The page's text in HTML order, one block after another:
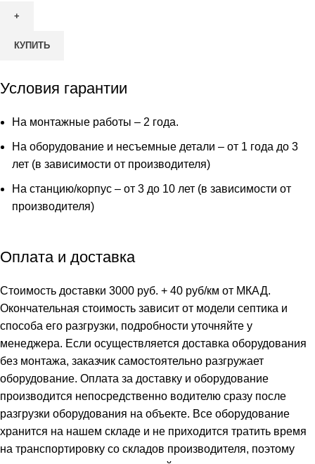
КУПИТЬ
Условия гарантии
На монтажные работы – 2 года.
На оборудование и несъемные детали – от 1 года до 3
лет (в зависимости от производителя)
На станцию/корпус – от 3 до 10 лет (в зависимости от
производителя)
Оплата и доставка
Стоимость доставки 3000 руб. + 40 руб/км от МКАД.
Окончательная стоимость зависит от модели септика и
способа его разгрузки, подробности уточняйте у
менеджера. Если осуществляется доставка оборудования
без монтажа, заказчик самостоятельно разгружает
оборудование. Оплата за доставку и оборудование
производится непосредственно водителю сразу после
разгрузки оборудования на объекте. Все оборудование
хранится на нашем складе и не приходится тратить время
на транспортировку со складов производителя, поэтому